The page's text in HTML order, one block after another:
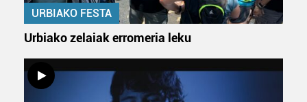
URBIAKO FESTA
Urbiako zelaiak erromeria leku